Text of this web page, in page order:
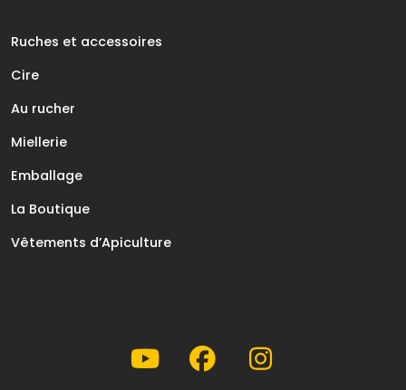
Ruches et accessoires
Cire
Au rucher
Miellerie
Emballage
La Boutique
Vêtements d’Apiculture